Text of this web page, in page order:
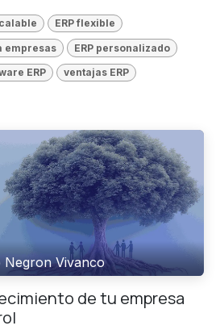
ERP flexible
empresas ERP personalizado
ERP ventajas ERP
Negron Vivanco
de tu empresa